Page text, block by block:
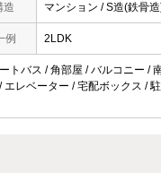
造 マンション / S造(鉄骨
例 2LDK
トバス / 角部屋 / バルコニー /
レベーター / 宅配ボックス /